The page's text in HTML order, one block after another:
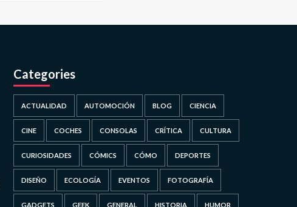
Categories
ACTUALIDAD AUTOMOCIÓN BLOG CIENCIA
CINE COCHES CONSOLAS CRÍTICA CULTURA
CURIOSIDADES CÓMICS CÓMO DEPORTES
DISEÑO ECOLOGÍA EVENTOS FOTOGRAFÍA
GADGETS GEEK GENERAL HISTORIA HUMOR